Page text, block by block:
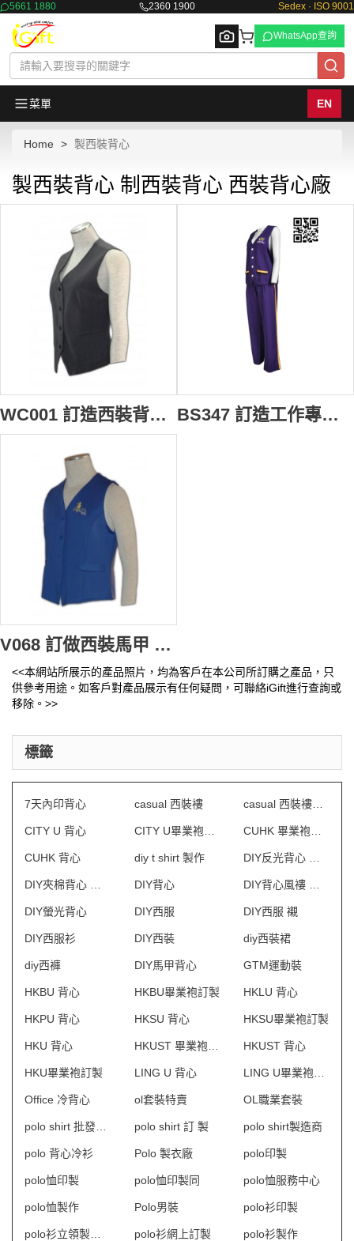
5661 1880 2360 1900 Sedex · ISO 9001
WhatsApp查詢
菜單 EN
Home 製西裝背心
製西裝背心 制西裝背心 西裝背心廠
WC001 訂造西裝背心外套 馬甲背心外套款式 馬甲設計選擇 西裝批發商 黑色 BS347 訂造工作專用制服 澳洲遊樂場 主題公園工作人員制服 馬甲背心 西裝背心 公司制服中心 庄荷制服 啤牌 西裝
V068 訂做西裝馬甲 背心外套 tailor make 男裝背心外套 西裝背心褸 西裝背心外套製造商
<<本網站所展示的產品照片，均為客戶在本公司所訂購之產品，只
供參考用途。如客戶對產品展示有任何疑問，可聯絡iGift進行查詢或
移除。>>
標籤
7天內印背心 casual 西裝褸
CITY U 背心
CUHK 背心 diy t shirt 製作
DIY背心
DIY螢光背心 DIY西服 DIY西服 襯
DIY西服衫 DIY西裝 diy西裝裙
diy西褲 DIY馬甲背心 GTM運動裝
HKBU 背心 HKBU畢業袍訂製 HKLU 背心
HKPU 背心 HKSU 背心 HKSU畢業袍訂製
HKU 背心 HKUST 背心
HKU畢業袍訂製 LING U 背心
Office 冷背心 ol套裝特賣 OL職業套裝
polo shirt 訂 製 polo shirt製造商
polo 背心冷衫 Polo 製衣廠 polo印製
polo恤印製 polo恤印製同 polo恤服務中心
polo恤製作 Polo男裝 polo衫印製
polo衫網上訂製 polo衫製作